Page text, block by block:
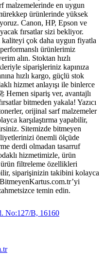
malzemelerinde en uygun
ürünlerinde yüksek
Canon, HP, Epson ve
fırsatlar sizi bekliyor.
kaliteyi çok daha uygun fiyatla
ürünlerimiz
alın. Stoktan hızlı
siparişleriniz kapınıza
hızlı kargo, güçlü stok
hizmet anlayışı ile binlerce
Hemen sipariş ver, avantajlı
bitmeden yakala! Yazıcı
orijinal sarf malzemeler
karşılaştırma yapabilir,
Sitemizde bitmeyen
önemli ölçüde
derdi olmadan tasarruf
hizmetimizle, ürün
filtreleme özellikleri
siparişinizin takibini kolayca
temin edin.
No:127/B, 16160